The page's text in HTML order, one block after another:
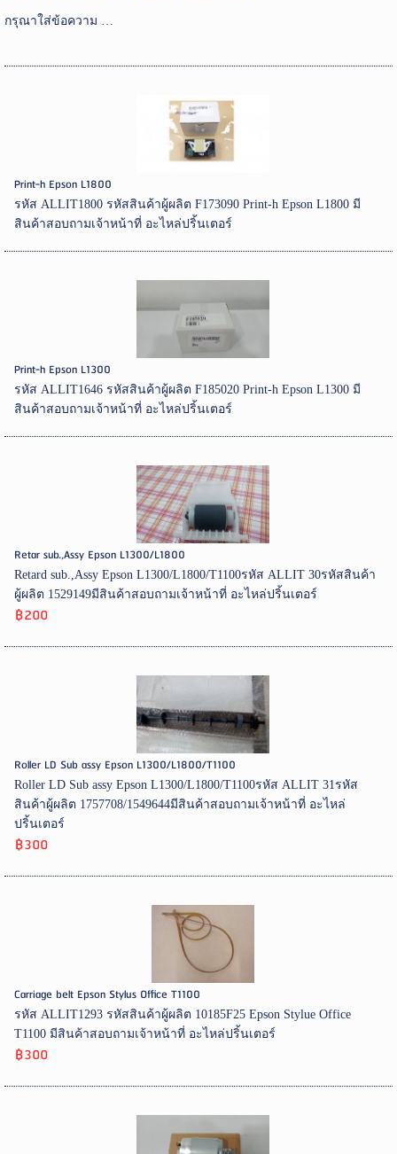
กรุณาใส่ข้อความ …
Print-h Epson L1800
รหัส ALLIT1800 รหัสสินค้าผู้ผลิต F173090 Print-h Epson L1800 มี
สินค้าสอบถามเจ้าหน้าที่ อะไหล่ปริ้นเตอร์
Print-h Epson L1300
รหัส ALLIT1646 รหัสสินค้าผู้ผลิต F185020 Print-h Epson L1300 มี
สินค้าสอบถามเจ้าหน้าที่ อะไหล่ปริ้นเตอร์
Retar sub.,Assy Epson L1300/L1800
Retard sub.,Assy Epson L1300/L1800/T1100รหัส ALLIT 30รหัสสินค้า
ผู้ผลิต 1529149มีสินค้าสอบถามเจ้าหน้าที่ อะไหล่ปริ้นเตอร์
฿200
Roller LD Sub assy Epson L1300/L1800/T1100
Roller LD Sub assy Epson L1300/L1800/T1100รหัส ALLIT 31รหัส
สินค้าผู้ผลิต 1757708/1549644มีสินค้าสอบถามเจ้าหน้าที่ อะไหล่
ปริ้นเตอร์
฿300
Carriage belt Epson Stylus Office T1100
รหัส ALLIT1293 รหัสสินค้าผู้ผลิต 10185F25 Epson Stylue Office
T1100 มีสินค้าสอบถามเจ้าหน้าที่ อะไหล่ปริ้นเตอร์
฿300